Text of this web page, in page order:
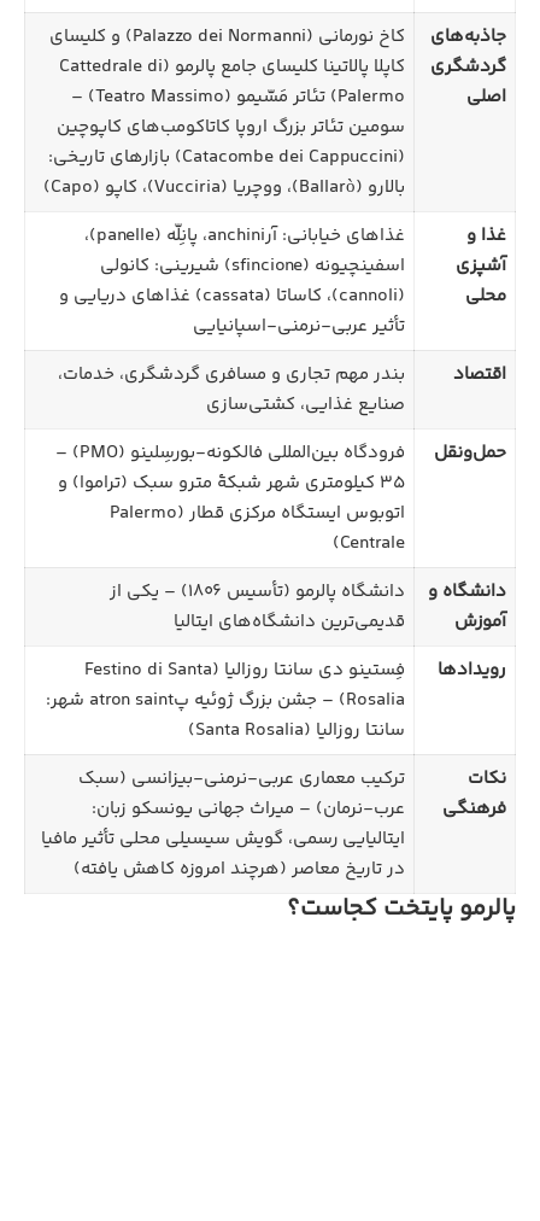
جاذبه‌های
گردشگری
اصلی
کاخ نورمانی (Palazzo dei Normanni) و کلیسای
کاپلا پالاتینا کلیسای جامع پالرمو (Cattedrale di
Palermo) تئاتر مَسّیمو (Teatro Massimo) –
سومین تئاتر بزرگ اروپا کاتاکومب‌های کاپوچین
(Catacombe dei Cappuccini) بازارهای تاریخی:
بالارو (Ballarò)، ووچریا (Vucciria)، کاپو (Capo)
غذا و
آشپزی
محلی
غذاهای خیابانی: آرanchini، پانِلّه (panelle)،
اسفینچیونه (sfincione) شیرینی: کانولی
(cannoli)، کاساتا (cassata) غذاهای دریایی و
تأثیر عربی-نرمنی-اسپانیایی
اقتصاد
بندر مهم تجاری و مسافری گردشگری، خدمات،
صنایع غذایی، کشتی‌سازی
حمل‌ونقل
فرودگاه بین‌المللی فالکونه-بورسِلینو (PMO) –
۳۵ کیلومتری شهر شبکهٔ مترو سبک (تراموا) و
اتوبوس ایستگاه مرکزی قطار (Palermo
Centrale)
دانشگاه و
آموزش
دانشگاه پالرمو (تأسیس ۱۸۰۶) – یکی از
قدیمی‌ترین دانشگاه‌های ایتالیا
رویدادها
فِستینو دی سانتا روزالیا (Festino di Santa
Rosalia) – جشن بزرگ ژوئیه پatron saint شهر:
سانتا روزالیا (Santa Rosalia)
نکات
فرهنگی
ترکیب معماری عربی-نرمنی-بیزانسی (سبک
عرب-نرمان) – میراث جهانی یونسکو زبان:
ایتالیایی رسمی، گویش سیسیلی محلی تأثیر مافیا
در تاریخ معاصر (هرچند امروزه کاهش یافته)
پالرمو پایتخت کجاست؟